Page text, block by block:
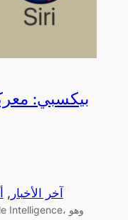
آخر الأخبار ,